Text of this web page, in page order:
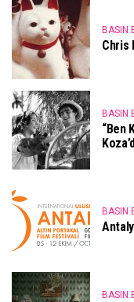
BASIN
Chris
BASIN
“Ben
BASIN
BASIN